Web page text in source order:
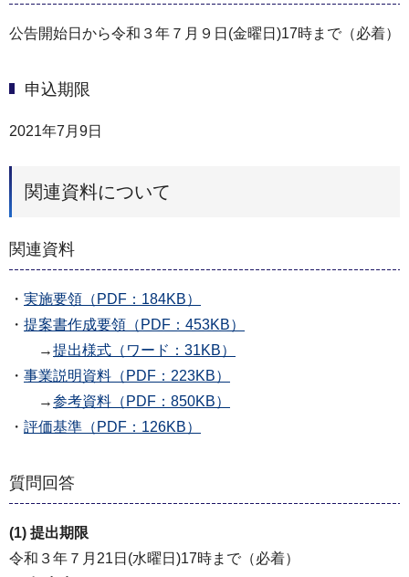
公告開始日から令和３年７月９日(金曜日)17時まで（必着）
申込期限
2021年7月9日
関連資料について
関連資料
・ 実施要領（PDF：184KB）
・ 提案書作成要領（PDF：453KB）
→提出様式（ワード：31KB）
・ 事業説明資料（PDF：223KB）
→参考資料（PDF：850KB）
・ 評価基準（PDF：126KB）
質問回答
(1) 提出期限
令和３年７月21日(水曜日)17時まで（必着）